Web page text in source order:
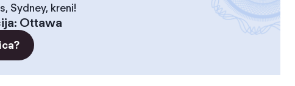
Sydney, kreni!
: Ottawa